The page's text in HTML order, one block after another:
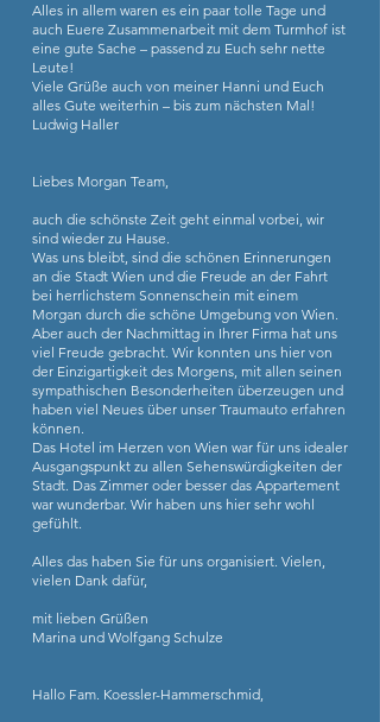
Alles in allem waren es ein paar tolle Tage und
auch Euere Zusammenarbeit mit dem Turmhof ist
eine gute Sache – passend zu Euch sehr nette
Leute!
Viele Grüße auch von meiner Hanni und Euch
alles Gute weiterhin – bis zum nächsten Mal!
Ludwig Haller
Liebes Morgan Team,
auch die schönste Zeit geht einmal vorbei, wir
sind wieder zu Hause.
Was uns bleibt, sind die schönen Erinnerungen
an die Stadt Wien und die Freude an der Fahrt
bei herrlichstem Sonnenschein mit einem
Morgan durch die schöne Umgebung von Wien.
Aber auch der Nachmittag in Ihrer Firma hat uns
viel Freude gebracht. Wir konnten uns hier von
der Einzigartigkeit des Morgens, mit allen seinen
sympathischen Besonderheiten überzeugen und
haben viel Neues über unser Traumauto erfahren
können.
Das Hotel im Herzen von Wien war für uns idealer
Ausgangspunkt zu allen Sehenswürdigkeiten der
Stadt. Das Zimmer oder besser das Appartement
war wunderbar. Wir haben uns hier sehr wohl
gefühlt.
Alles das haben Sie für uns organisiert. Vielen,
vielen Dank dafür,
mit lieben Grüßen
Marina und Wolfgang Schulze
Hallo Fam. Koessler-Hammerschmid,